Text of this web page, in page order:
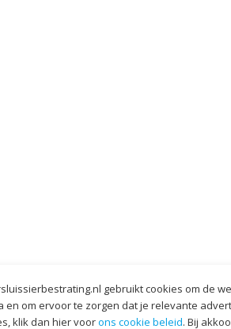
gebruikt cookies om de
en om ervoor te zorgen dat je relevante
klik dan hier voorons cookie beleid. Bij